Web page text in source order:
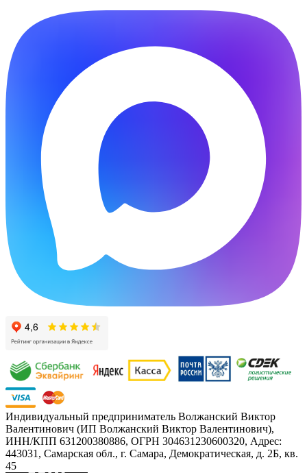
Индивидуальный предприниматель Волжанский Виктор
Валентинович (ИП Волжанский Виктор Валентинович),
ИНН/КПП 631200380886, ОГРН 304631230600320, Адрес:
443031, Самарская обл., г. Самара, Демократическая, д. 2Б, кв.
45